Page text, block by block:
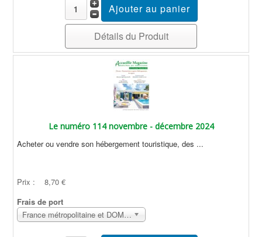
Détails du Produit
Le numéro 114 novembre - décembre 2024
Acheter ou vendre son hébergement touristique, des ...
Prix :
8,70 €
Frais de port
France métropolitaine et DOM Sans surcoût